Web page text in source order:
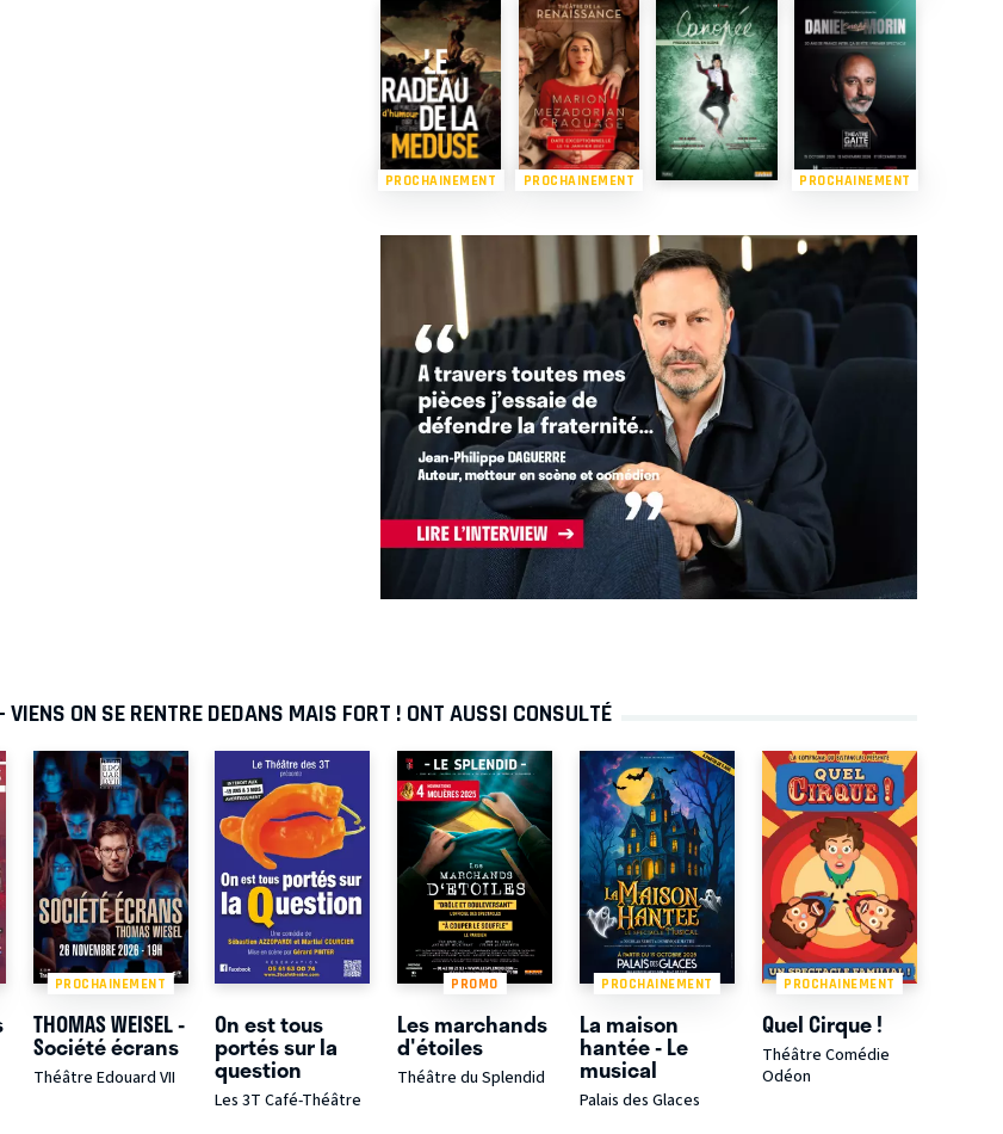
PROCHAINEMENT PROCHAINEMENT PROCHAINEMENT
ON SE RENTRE DEDANS MAIS FORT ! ONT AUSSI CONSULTÉ
PROCHAINEMENT
THOMAS WEISEL -
Société écrans
Théâtre Edouard VII
On est tous
portés sur la
question
Les 3T Café-Théâtre
PROMO
Les marchands
d'étoiles
Théâtre du Splendid
PROCHAINEMENT
La maison
hantée - Le
musical
Palais des Glaces
PROCHAINEMENT
Quel Cirque !
Théâtre Comédie
Odéon